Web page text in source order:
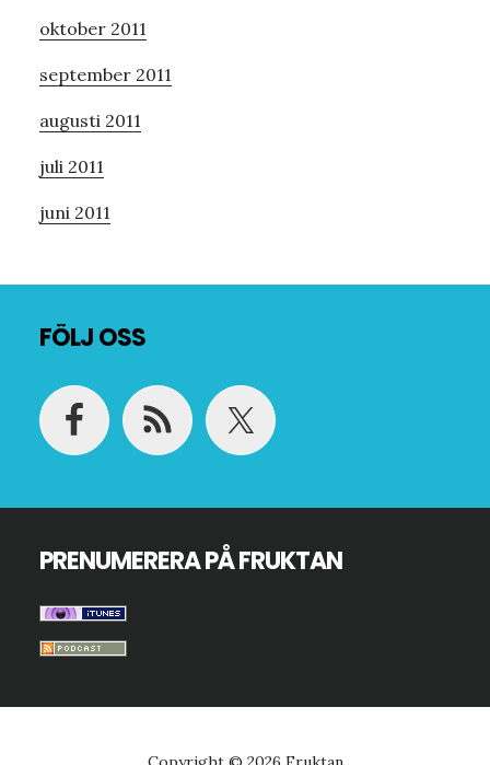
oktober 2011
september 2011
augusti 2011
juli 2011
juni 2011
FÖLJ OSS
PRENUMERERA PÅ FRUKTAN